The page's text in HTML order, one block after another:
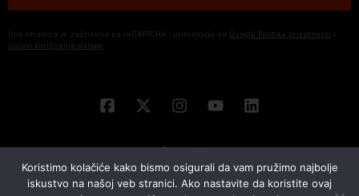
Ova stranica je zaštićena sa reCAPTCHA i primenjuju se Google Politika privatnosti i
Uslovi korišćenja usluge
Koristimo kolačiće kako bismo osigurali da vam pružimo najbolje
iskustvo na našoj veb stranici. Ako nastavite da koristite ovaj